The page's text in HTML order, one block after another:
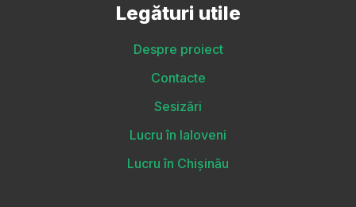
Legături utile
Despre proiect
Contacte
Sesizări
Lucru în Ialoveni
Lucru în Chișinău